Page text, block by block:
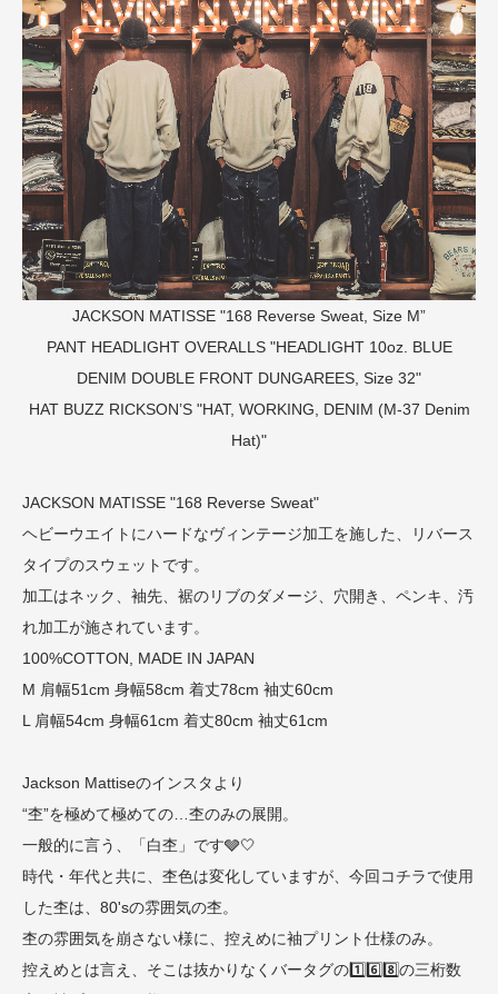
JACKSON MATISSE "168 Reverse Sweat, Size M”
PANT HEADLIGHT OVERALLS "HEADLIGHT 10oz. BLUE
DENIM DOUBLE FRONT DUNGAREES, Size 32"
HAT BUZZ RICKSON’S "HAT, WORKING, DENIM (M-37 Denim
Hat)"
JACKSON MATISSE "168 Reverse Sweat"
ヘビーウエイトにハードなヴィンテージ加工を施した、リバース
タイプのスウェットです。
加工はネック、袖先、裾のリブのダメージ、穴開き、ペンキ、汚
れ加工が施されています。
100%COTTON, MADE IN JAPAN
M 肩幅51cm 身幅58cm 着丈78cm 袖丈60cm
L 肩幅54cm 身幅61cm 着丈80cm 袖丈61cm
Jackson Mattiseのインスタより
“杢”を極めて極めての…杢のみの展開。
一般的に言う、「白杢」です🩶🤍
時代・年代と共に、杢色は変化していますが、今回コチラで使用
した杢は、80'sの雰囲気の杢。
杢の雰囲気を崩さない様に、控えめに袖プリント仕様のみ。
控えめとは言え、そこは抜かりなくバータグの1️⃣6️⃣8️⃣の三桁数